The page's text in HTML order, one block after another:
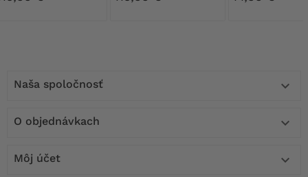
Naša spoločnosť 
O objednávkach 
Môj účet 